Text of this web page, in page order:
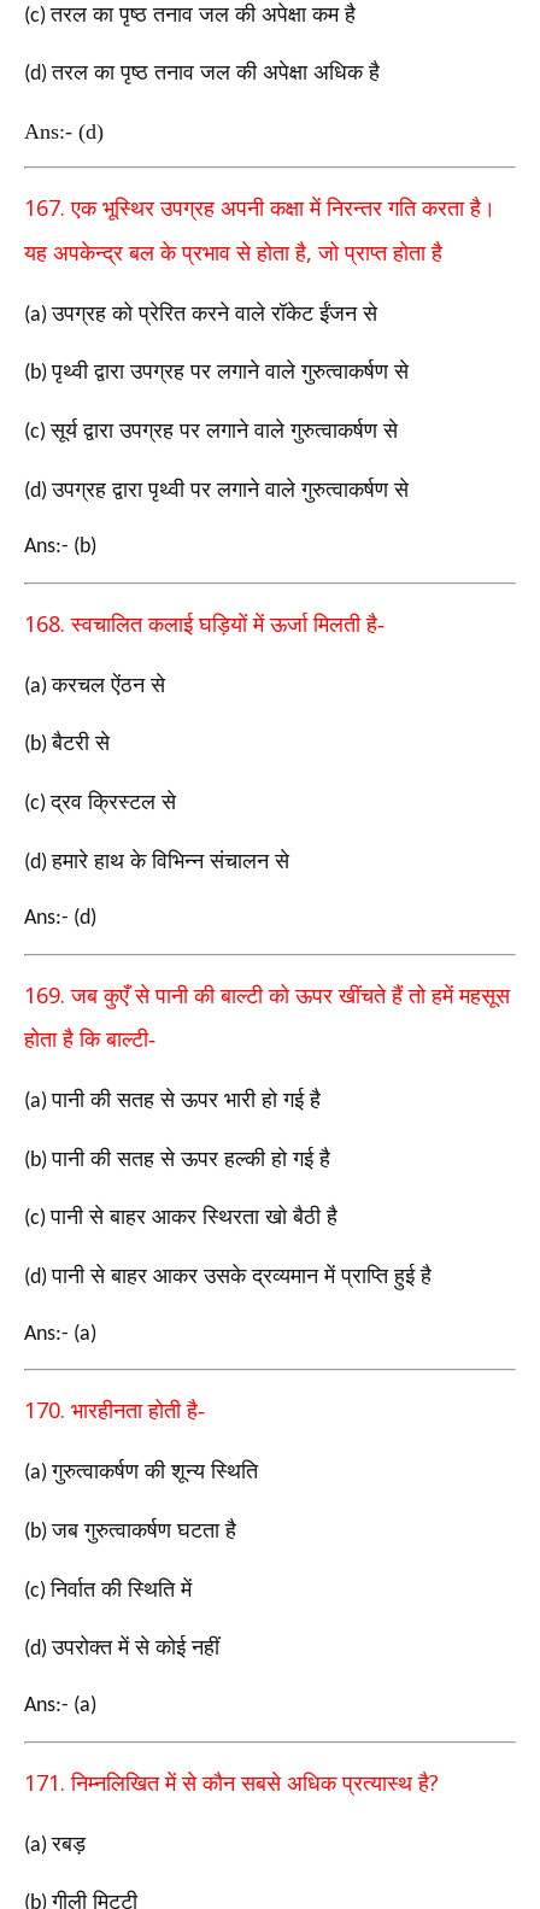
(c)तरल का पृष्ठ तनाव जल की अपेक्षा कम है
(d)तरल का पृष्ठ तनाव जल की अपेक्षा अधिक है
Ans:- (d)
167.एक भूस्थिर उपग्रह अपनी कक्षा में निरन्तर गति करता है।
यह अपकेन्द्र बल के प्रभाव से होता है,जो प्राप्त होता है
(a)उपग्रह को प्रेरित करने वाले रॉकेट ईंजन से
(b)पृथ्वी द्वारा उपग्रह पर लगाने वाले गुरुत्वाकर्षण से
(c)सूर्य द्वारा उपग्रह पर लगाने वाले गुरुत्वाकर्षण से
(d)उपग्रह द्वारा पृथ्वी पर लगाने वाले गुरुत्वाकर्षण से
Ans:- (b)
168.स्वचालित कलाई घड़ियों में ऊर्जा मिलती है-
(a)करचल ऐंठन से
(b)बैटरी से
(c)द्रव क्रिस्टल से
(d)हमारे हाथ के विभिन्न संचालन से
Ans:- (d)
169.जब कुएँ से पानी की बाल्टी को ऊपर खींचते हैं तो हमें महसूस
होता है कि बाल्टी-
(a)पानी की सतह से ऊपर भारी हो गई है
(b)पानी की सतह से ऊपर हल्की हो गई है
(c)पानी से बाहर आकर स्थिरता खो बैठी है
(d)पानी से बाहर आकर उसके द्रव्यमान में प्राप्ति हुई है
Ans:- (a)
170. भारहीनता होती है-
(a)गुरुत्वाकर्षण की शून्य स्थिति
(b)जब गुरुत्वाकर्षण घटता है
(c)निर्वात की स्थिति में
(d)उपरोक्त में से कोई नहीं
Ans:- (a)
171.निम्नलिखित में से कौन सबसे अधिक प्रत्यास्थ है?
(a)रबड़
(b)गीली मिट्टी